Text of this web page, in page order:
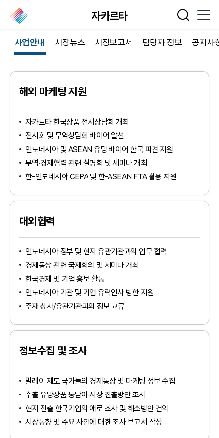
자카르타 통합검색
사업안내 시장뉴스 시장보고서 담당자 정보 공지사
해외 마케팅 지원
자카르타 한국상품 전시상담회 개최
전시회 및 무역상담회 바이어 알선
인도네시아 및 ASEAN 유망 바이어 한국 파견 지원
무역·경제협력 관련 설명회 및 세미나 개최
한-인도네시아 CEPA 및 한-ASEAN FTA 활용 지원
대외협력
인도네시아 정부 및 현지 유관기관과의 업무 협력
경제통상 관련 국제회의 및 세미나 개최
한국경제 및 기업 홍보 활동
인도네시아 기관 및 기업 유력인사 방한 지원
주재 상사/유관기관과의 정보 교류
정보수집 및 조사
말레이 제도 국가들의 경제통상 및 마케팅 정보 수집
수출 유망상품 동남아 시장 진출방안 조사
현지 진출 한국기업의 애로 조사 및 해소방안 건의
시장동향 및 주요 사안에 대한 조사 보고서 작성
인천지역본부
경기북부지역본부
경기남부지역본부
tradeKorea
TradePro
WTC Seoul
CALT
산업통상부